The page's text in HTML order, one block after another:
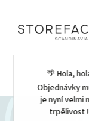
🌴 Hola,
Objednávky
je nyní velmi
trpělivost !